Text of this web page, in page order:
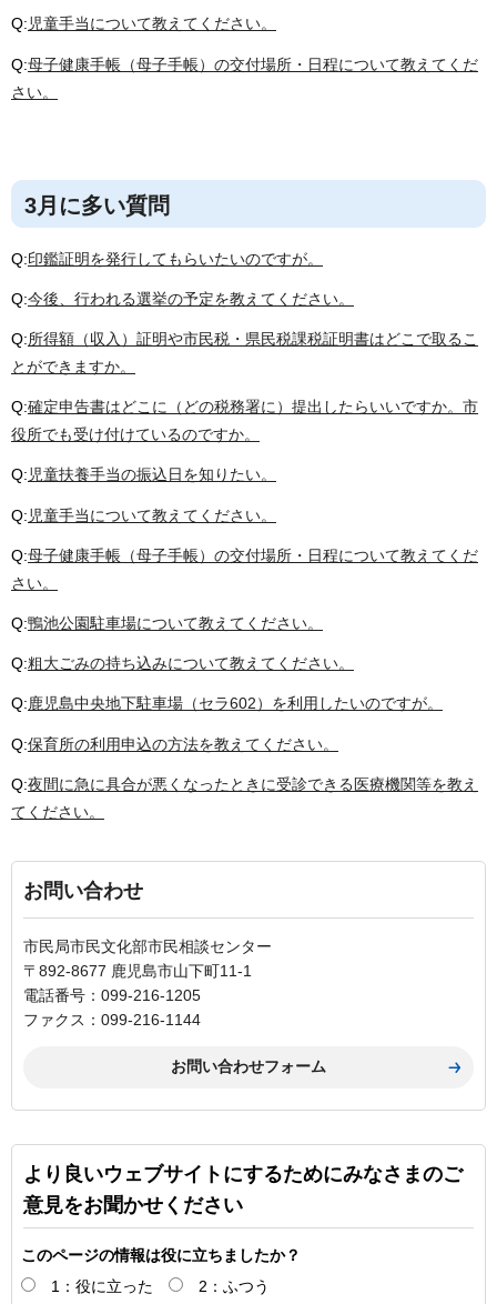
Q:児童手当について教えてください。
Q:母子健康手帳（母子手帳）の交付場所・日程について教えてくだ
さい。
3月に多い質問
Q:印鑑証明を発行してもらいたいのですが。
Q:今後、行われる選挙の予定を教えてください。
Q:所得額（収入）証明や市民税・県民税課税証明書はどこで取るこ
とができますか。
Q:確定申告書はどこに（どの税務署に）提出したらいいですか。市
役所でも受け付けているのですか。
Q:児童扶養手当の振込日を知りたい。
Q:児童手当について教えてください。
Q:母子健康手帳（母子手帳）の交付場所・日程について教えてくだ
さい。
Q:鴨池公園駐車場について教えてください。
Q:粗大ごみの持ち込みについて教えてください。
Q:鹿児島中央地下駐車場（セラ602）を利用したいのですが。
Q:保育所の利用申込の方法を教えてください。
Q:夜間に急に具合が悪くなったときに受診できる医療機関等を教え
てください。
お問い合わせ
市民局市民文化部市民相談センター
〒892-8677 鹿児島市山下町11-1
電話番号：099-216-1205
ファクス：099-216-1144
より良いウェブサイトにするためにみなさまのご
意見をお聞かせください
このページの情報は役に立ちましたか？
1：役に立った
2：ふつう